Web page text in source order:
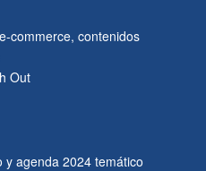
commerce, contenidos
Out
agenda 2024 temático